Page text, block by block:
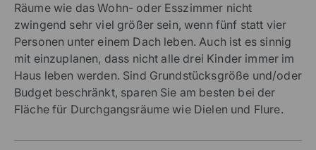
Räume wie das Wohn- oder Esszimmer nicht
zwingend sehr viel größer sein, wenn fünf statt vier
Personen unter einem Dach leben. Auch ist es sinnig
mit einzuplanen, dass nicht alle drei Kinder immer im
Haus leben werden. Sind Grundstücksgröße und/oder
Budget beschränkt, sparen Sie am besten bei der
Fläche für Durchgangsräume wie Dielen und Flure.